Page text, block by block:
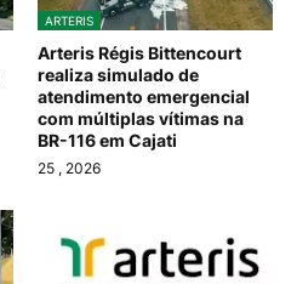
ARTERIS
Arteris Régis Bittencourt
realiza simulado de
atendimento emergencial
com múltiplas vítimas na
BR-116 em Cajati
25 , 2026